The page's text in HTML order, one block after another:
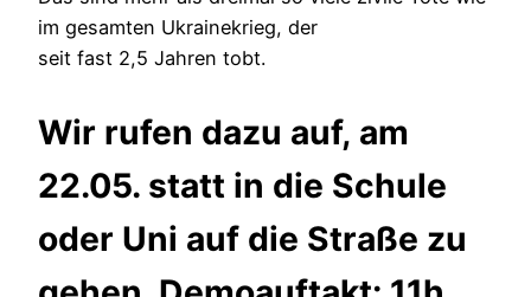
im gesamten Ukrainekrieg, der
seit fast 2,5 Jahren tobt.
Wir rufen dazu auf, am
22.05. statt in die Schule
oder Uni auf die Straße zu